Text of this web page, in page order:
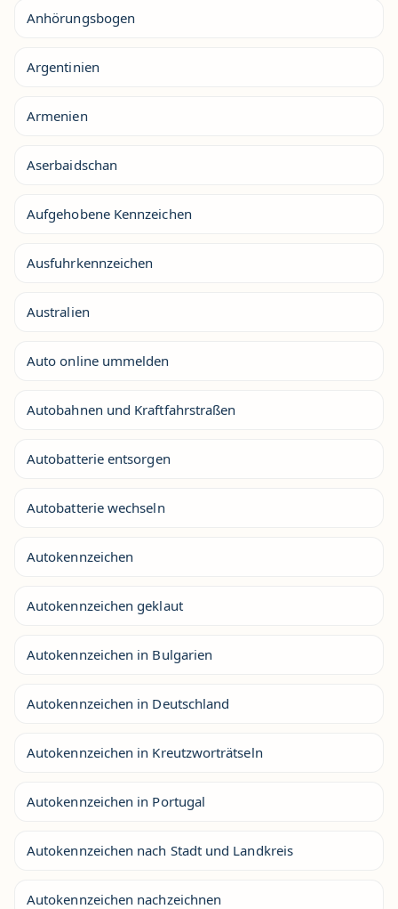
Anhörungsbogen
Argentinien
Armenien
Aserbaidschan
Aufgehobene Kennzeichen
Ausfuhrkennzeichen
Australien
Auto online ummelden
Autobahnen und Kraftfahrstraßen
Autobatterie entsorgen
Autobatterie wechseln
Autokennzeichen
Autokennzeichen geklaut
Autokennzeichen in Bulgarien
Autokennzeichen in Deutschland
Autokennzeichen in Kreutzworträtseln
Autokennzeichen in Portugal
Autokennzeichen nach Stadt und Landkreis
Autokennzeichen nachzeichnen